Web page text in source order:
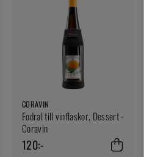
CORAVIN
Fodral till vinflaskor, Dessert -
Coravin
120:-